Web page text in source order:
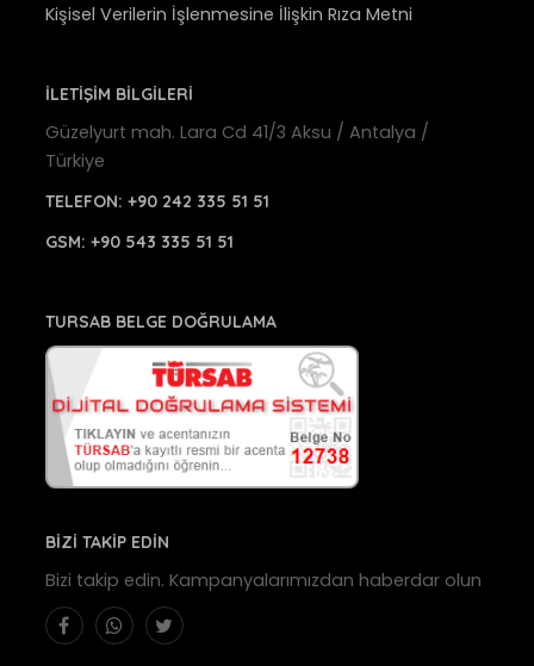
Kişisel Verilerin İşlenmesine İlişkin Rıza Metni
İLETİŞİM BİLGİLERİ
Güzelyurt mah. Lara Cd 41/3 Aksu / Antalya /
Türkiye
TELEFON: +90 242 335 51 51
GSM: +90 543 335 51 51
TURSAB BELGE DOĞRULAMA
BİZİ TAKİP EDİN
Bizi takip edin. Kampanyalarımızdan haberdar olun